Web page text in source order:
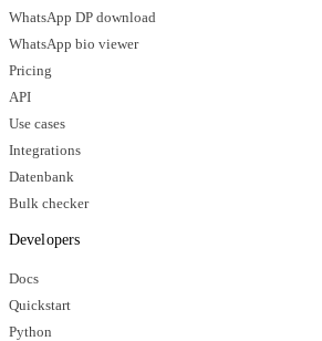
WhatsApp DP download
WhatsApp bio viewer
Pricing
API
Use cases
Integrations
Datenbank
Bulk checker
Developers
Docs
Quickstart
Python